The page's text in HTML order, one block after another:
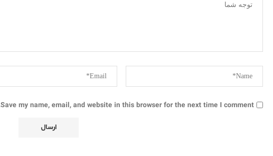
Save my name, email, and website in this browser for the next time I comment.